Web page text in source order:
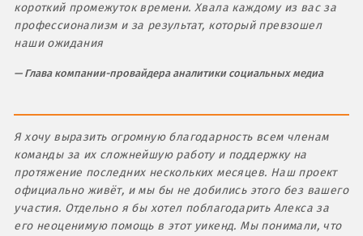
короткий промежуток времени. Хвала каждому из вас за
профессионализм и за результат, который превзошел
наши ожидания
Глава компании-провайдера аналитики социальных медиа
Я хочу выразить огромную благодарность всем членам
команды за их сложнейшую работу и поддержку на
протяжение последних нескольких месяцев. Наш проект
официально живёт, и мы бы не добились этого без вашего
участия. Отдельно я бы хотел поблагодарить Алекса за
его неоценимую помощь в этот уикенд. Мы понимали, что